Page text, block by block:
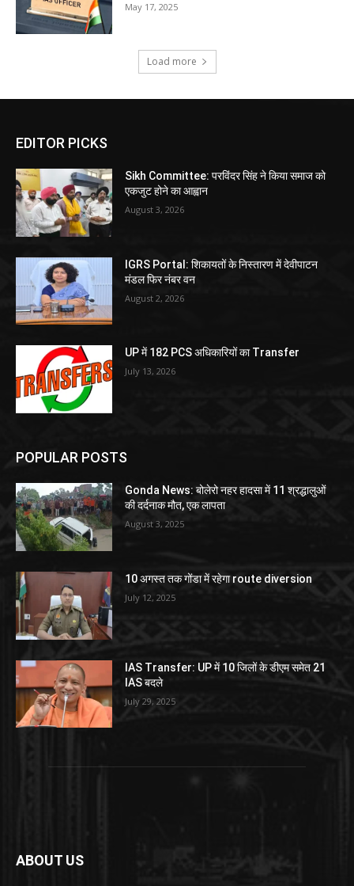
May 17, 2025
Load more
EDITOR PICKS
Sikh Committee: परविंदर सिंह ने किया समाज को
एकजुट होने का आह्वान
August 3, 2026
IGRS Portal: शिकायतों के निस्तारण में देवीपाटन
मंडल फिर नंबर वन
August 2, 2026
UP में 182 PCS अधिकारियों का Transfer
July 13, 2026
POPULAR POSTS
Gonda News: बोलेरो नहर हादसा में 11 श्रद्धालुओं
की दर्दनाक मौत, एक लापता
August 3, 2025
10 अगस्त तक गोंडा में रहेगा route diversion
July 12, 2025
IAS Transfer: UP में 10 जिलों के डीएम समेत 21
IAS बदले
July 29, 2025
ABOUT US